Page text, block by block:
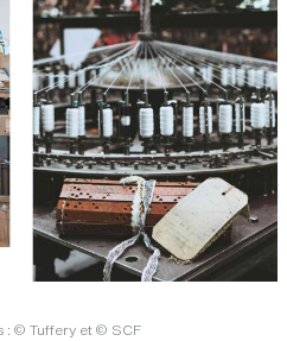
: © Tuffery et © SCF